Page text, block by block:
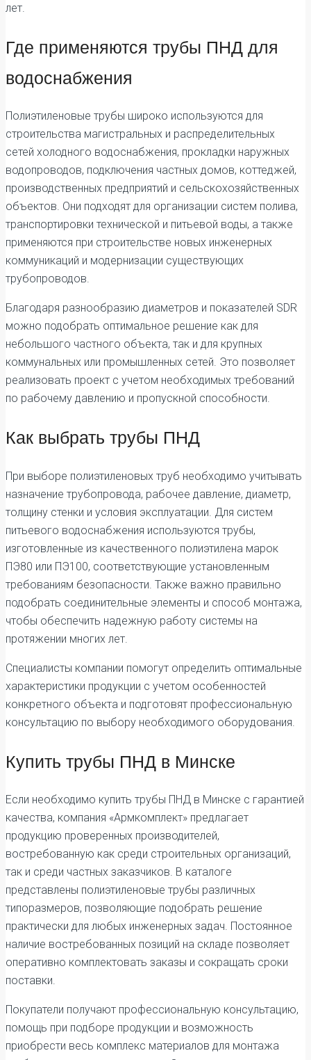
лет.
Где применяются трубы ПНД для
водоснабжения
Полиэтиленовые трубы широко используются для
строительства магистральных и распределительных
сетей холодного водоснабжения, прокладки наружных
водопроводов, подключения частных домов, коттеджей,
производственных предприятий и сельскохозяйственных
объектов. Они подходят для организации систем полива,
транспортировки технической и питьевой воды, а также
применяются при строительстве новых инженерных
коммуникаций и модернизации существующих
трубопроводов.
Благодаря разнообразию диаметров и показателей SDR
можно подобрать оптимальное решение как для
небольшого частного объекта, так и для крупных
коммунальных или промышленных сетей. Это позволяет
реализовать проект с учетом необходимых требований
по рабочему давлению и пропускной способности.
Как выбрать трубы ПНД
При выборе полиэтиленовых труб необходимо учитывать
назначение трубопровода, рабочее давление, диаметр,
толщину стенки и условия эксплуатации. Для систем
питьевого водоснабжения используются трубы,
изготовленные из качественного полиэтилена марок
ПЭ80 или ПЭ100, соответствующие установленным
требованиям безопасности. Также важно правильно
подобрать соединительные элементы и способ монтажа,
чтобы обеспечить надежную работу системы на
протяжении многих лет.
Специалисты компании помогут определить оптимальные
характеристики продукции с учетом особенностей
конкретного объекта и подготовят профессиональную
консультацию по выбору необходимого оборудования.
Купить трубы ПНД в Минске
Если необходимо купить трубы ПНД в Минске с гарантией
качества, компания «Армкомплект» предлагает
продукцию проверенных производителей,
востребованную как среди строительных организаций,
так и среди частных заказчиков. В каталоге
представлены полиэтиленовые трубы различных
типоразмеров, позволяющие подобрать решение
практически для любых инженерных задач. Постоянное
наличие востребованных позиций на складе позволяет
оперативно комплектовать заказы и сокращать сроки
поставки.
Покупатели получают профессиональную консультацию,
помощь при подборе продукции и возможность
приобрести весь комплекс материалов для монтажа